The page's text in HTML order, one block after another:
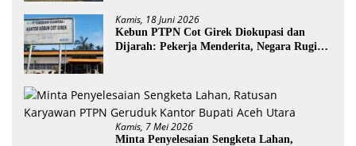
Kamis, 18 Juni 2026
Kebun PTPN Cot Girek Diokupasi dan
Dijarah: Pekerja Menderita, Negara Rugi
Kamis, 7 Mei 2026
Minta Penyelesaian Sengketa Lahan,